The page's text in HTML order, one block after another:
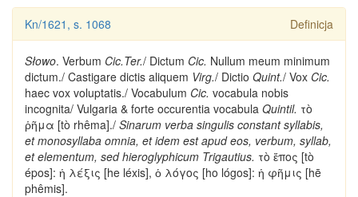
Kn/1621, s. 1068 Definicja
Słowo. Verbum Cic.Ter./ Dictum Cic. Nullum meum minimum
dictum./ Castigare dictis aliquem Virg./ Dictio Quint./ Vox Cic.
haec vox voluptatis./ Vocabulum Cic. vocabula nobis
incognita/ Vulgaria & forte occurentia vocabula Quintil. τὸ
ῥῆμα [tò rhêma]./ Sinarum verba singulis constant syllabis,
et monosyllaba omnia, et idem est apud eos, verbum, syllab,
et elementum, sed hieroglyphicum Trigautius. τὸ ἔπος [tò
épos]: ἡ λέξις [he léxis], ὁ λόγος [ho lógos]: ἡ φῆμις [hē
phêmis].